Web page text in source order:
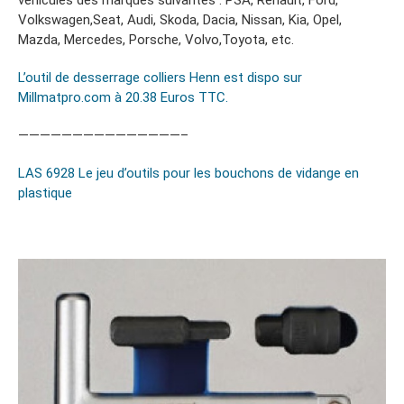
Volkswagen,Seat, Audi, Skoda, Dacia, Nissan, Kia, Opel,
Mazda, Mercedes, Porsche, Volvo,Toyota, etc.
L’outil de desserrage colliers Henn est dispo sur
Millmatpro.com à 20.38 Euros TTC.
———————————————–
LAS 6928 Le jeu d’outils pour les bouchons de vidange en
plastique